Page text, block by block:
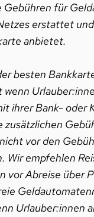
Gebühren für
erstattet
anbietet.
besten
wenn
ihrer Bank- oder
zusätzlichen
vor den
Wir empfehlen
vor Abreise über
Urlauber:innen